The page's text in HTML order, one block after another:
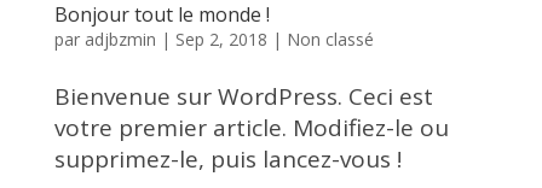
Bonjour tout le monde !
par adjbzmin | Sep 2, 2018 | Non classé
Bienvenue sur WordPress. Ceci est
votre premier article. Modifiez-le ou
supprimez-le, puis lancez-vous !